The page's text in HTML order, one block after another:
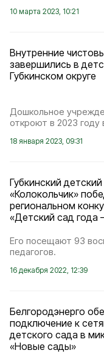
10 марта 2023, 10:21
Внутренние
завершились в
Губкинском округе
Дошкольное
откроют в 2023 году
18 января 2023, 09:31
Губкинский
«Колокольчик»
региональном
«Детский сад года
Его посещают 93
педагогов.
16 декабря 2022, 12:39
Белгородэнерго
подключение к
детского сада в
«Новые сады»